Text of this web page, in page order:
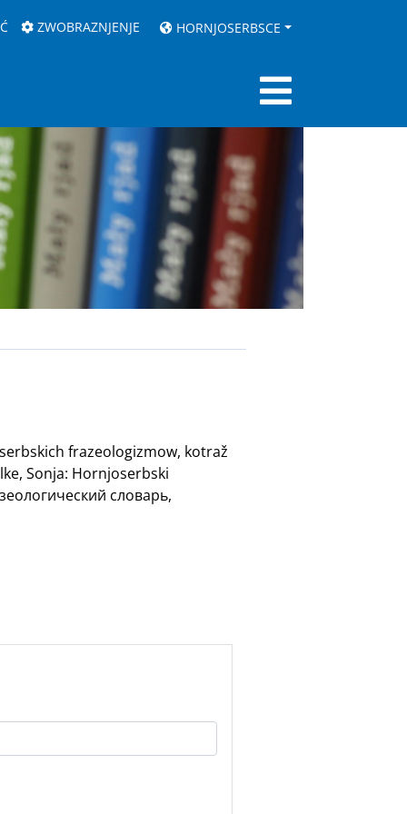
ZWOBRAZNJENJE HORNJOSERBSCE
frazeologizmow, kotraž
Sonja: Hornjoserbski
словарь,